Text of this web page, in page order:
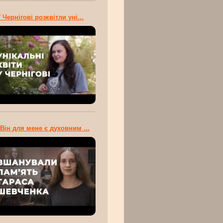
Чернігові розквітли уні...
для мене є духовним ...